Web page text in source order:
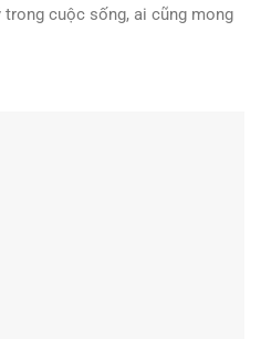
cuộc sống, ai cũng mong